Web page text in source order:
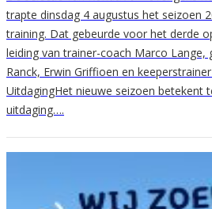
trapte dinsdag 4 augustus het seizoen
training. Dat gebeurde voor het derde
leiding van trainer-coach Marco Lange,
Ranck, Erwin Griffioen en
UitdagingHet nieuwe seizoen betekent
uitdaging….